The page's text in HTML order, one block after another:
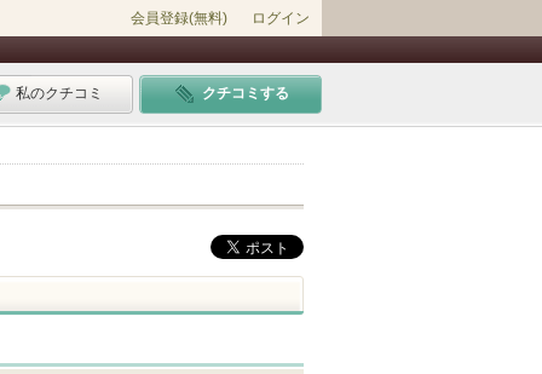
会員登録(無料) ログイン
私のクチコミ クチコミする